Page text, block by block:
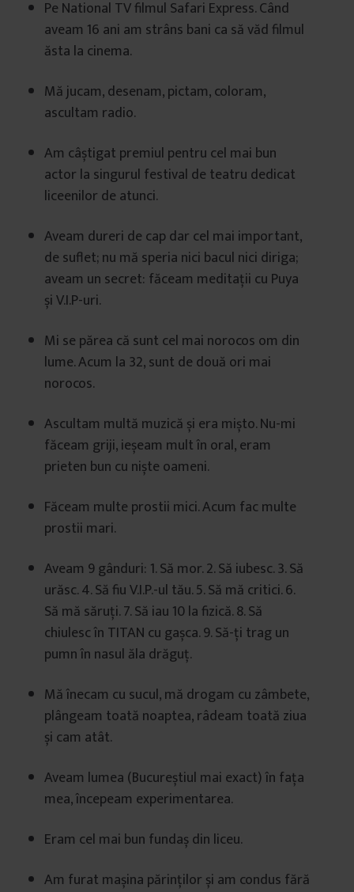
Pe National TV filmul Safari Express. Când
aveam 16 ani am strâns bani ca să văd filmul
ăsta la cinema.
Mă jucam, desenam, pictam, coloram,
ascultam radio.
Am câștigat premiul pentru cel mai bun
actor la singurul festival de teatru dedicat
liceenilor de atunci.
Aveam dureri de cap dar cel mai important,
de suflet; nu mă speria nici bacul nici diriga;
aveam un secret: făceam meditații cu Puya
și V.I.P-uri.
Mi se părea că sunt cel mai norocos om din
lume. Acum la 32, sunt de două ori mai
norocos.
Ascultam multă muzică și era mișto. Nu-mi
făceam griji, ieșeam mult în oral, eram
prieten bun cu niște oameni.
Făceam multe prostii mici. Acum fac multe
prostii mari.
Aveam 9 gânduri: 1. Să mor. 2. Să iubesc. 3. Să
urăsc. 4. Să fiu V.I.P.-ul tău. 5. Să mă critici. 6.
Să mă săruți. 7. Să iau 10 la fizică. 8. Să
chiulesc în TITAN cu gașca. 9. Să-ți trag un
pumn în nasul ăla drăguț.
Mă înecam cu sucul, mă drogam cu zâmbete,
plângeam toată noaptea, râdeam toată ziua
și cam atât.
Aveam lumea (Bucureștiul mai exact) în fața
mea, începeam experimentarea.
Eram cel mai bun fundaș din liceu.
Am furat mașina părinților și am condus fără